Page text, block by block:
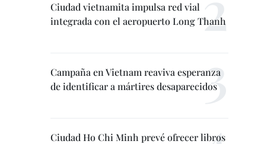
Ciudad vietnamita impulsa red vial
integrada con el aeropuerto Long Thanh
Campaña en Vietnam reaviva esperanza
de identificar a mártires desaparecidos
Ciudad Ho Chi Minh prevé ofrecer libros